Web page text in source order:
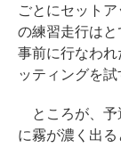
ごとにセット
の練習走行は
事前に行なわ
ッティングを
ところが、予
に霧が濃く出